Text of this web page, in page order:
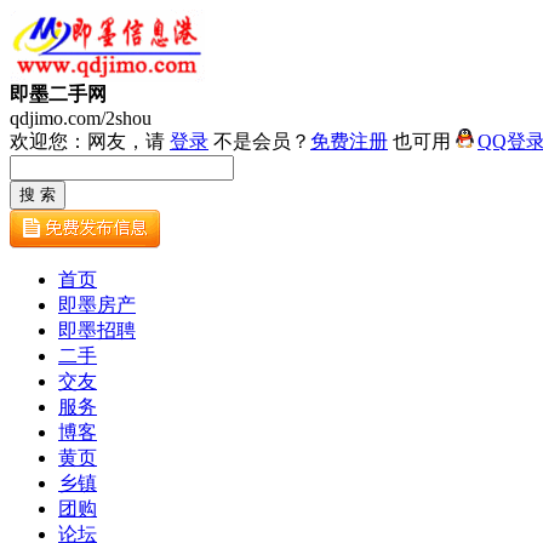
即墨二手网
qdjimo.com/2shou
欢迎您：网友，请 登录 不是会员？ 免费注册 也可用 QQ登
首页
即墨房产
即墨招聘
二手
交友
服务
博客
黄页
乡镇
团购
论坛